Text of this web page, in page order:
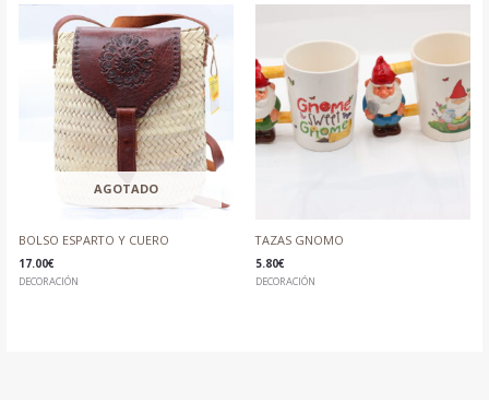
AGOTADO
BOLSO ESPARTO Y CUERO
17.00€
DECORACIÓN
TAZAS GNOMO
5.80€
DECORACIÓN